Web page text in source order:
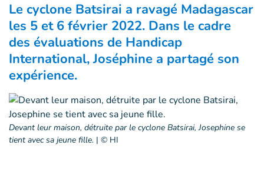
Le cyclone Batsirai a ravagé Madagascar
les 5 et 6 février 2022. Dans le cadre
des évaluations de Handicap
International, Joséphine a partagé son
expérience.
Devant leur maison, détruite par le cyclone Batsirai, Josephine se
tient avec sa jeune fille. | © HI